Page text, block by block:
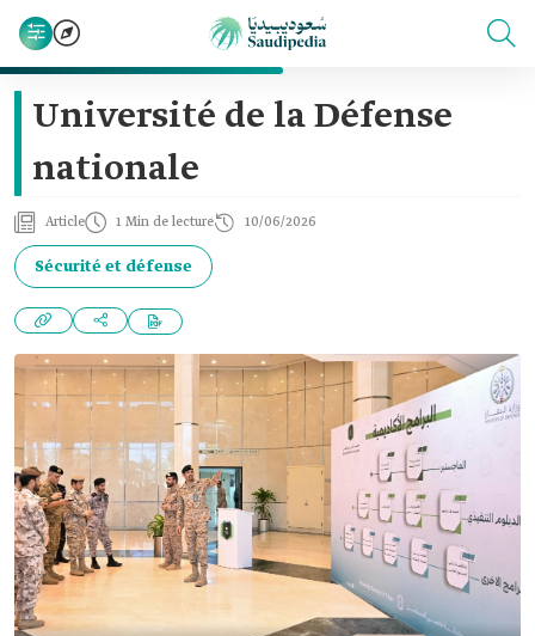
Université de la Défense
nationale
Article 1 Min de lecture 10/06/2026
Sécurité et défense